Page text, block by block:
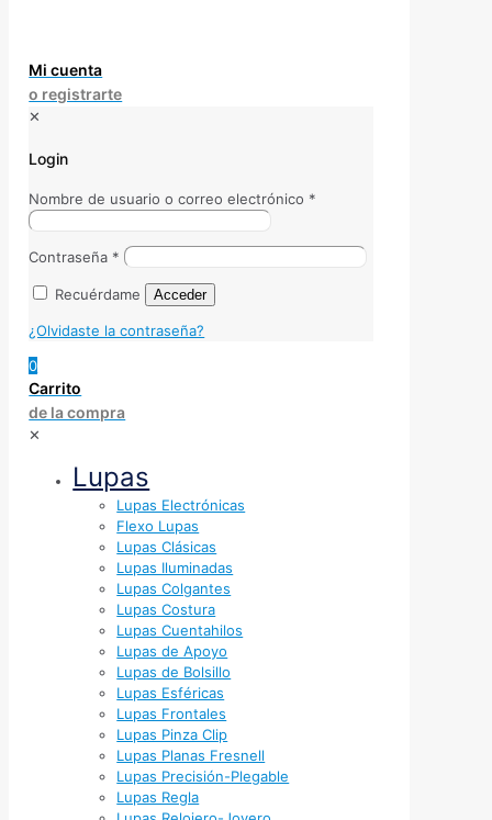
Mi cuenta
o registrarte
✕
Login
Nombre de usuario o correo electrónico *
Contraseña *
Recuérdame Acceder
¿Olvidaste la contraseña?
0
Carrito
de la compra
✕
Lupas
Lupas Electrónicas
Flexo Lupas
Lupas Clásicas
Lupas Iluminadas
Lupas Colgantes
Lupas Costura
Lupas Cuentahilos
Lupas de Apoyo
Lupas de Bolsillo
Lupas Esféricas
Lupas Frontales
Lupas Pinza Clip
Lupas Planas Fresnell
Lupas Precisión-Plegable
Lupas Regla